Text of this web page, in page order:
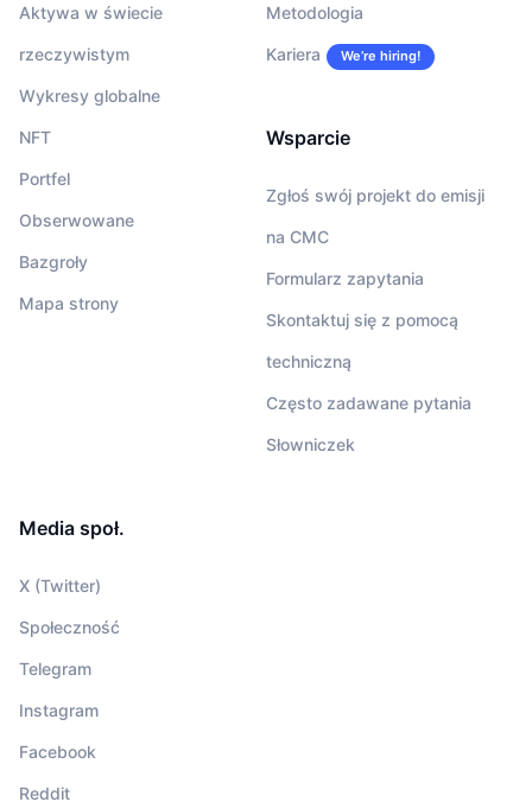
Aktywa w świecie
rzeczywistym
Wykresy globalne
NFT
Portfel
Obserwowane
Bazgroły
Mapa strony
Metodologia
Kariera We’re hiring!
Wsparcie
Zgłoś swój projekt do emisji
na CMC
Formularz zapytania
Skontaktuj się z pomocą
techniczną
Często zadawane pytania
Słowniczek
Media społ.
X (Twitter)
Społeczność
Telegram
Instagram
Facebook
Reddit